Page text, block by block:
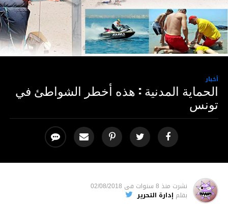
أخبار
الحماية المدنية : هذه أخطر الشواطئ في
تونس
نشرت منذ 8 سنوات فى 02/08/2018
بقلم إدارة التحرير